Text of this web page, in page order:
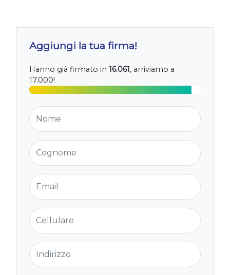
Aggiungi la tua firma!
Hanno già firmato in 16.061, arriviamo a
17.000!
Nome
Cognome
Email
Cellulare
Indirizzo